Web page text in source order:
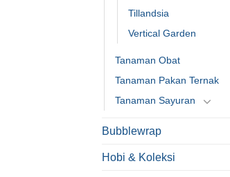
Tillandsia
Vertical Garden
Tanaman Obat
Tanaman Pakan Ternak
Tanaman Sayuran
Bubblewrap
Hobi & Koleksi